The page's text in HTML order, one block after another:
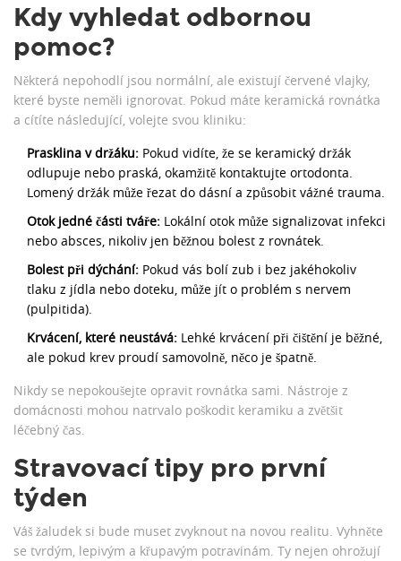
Kdy vyhledat odbornou
pomoc?
Některá nepohodlí jsou normální, ale existují červené vlajky,
které byste neměli ignorovat. Pokud máte keramická rovnátka
a cítíte následující, volejte svou kliniku:
Prasklina v držáku: Pokud vidíte, že se keramický držák
odlupuje nebo praská, okamžitě kontaktujte ortodonta.
Lomený držák může řezat do dásní a způsobit vážné trauma.
Otok jedné části tváře: Lokální otok může signalizovat infekci
nebo absces, nikoliv jen běžnou bolest z rovnátek.
Bolest při dýchání: Pokud vás bolí zub i bez jakéhokoliv
tlaku z jídla nebo doteku, může jít o problém s nervem
(pulpitida).
Krvácení, které neustává: Lehké krvácení při čištění je běžné,
ale pokud krev proudí samovolně, něco je špatně.
Nikdy se nepokoušejte opravit rovnátka sami. Nástroje z
domácnosti mohou natrvalo poškodit keramiku a zvětšit
léčebný čas.
Stravovací tipy pro první
týden
Váš žaludek si bude muset zvyknout na novou realitu. Vyhněte
se tvrdým, lepivým a křupavým potravinám. Ty nejen ohrožují